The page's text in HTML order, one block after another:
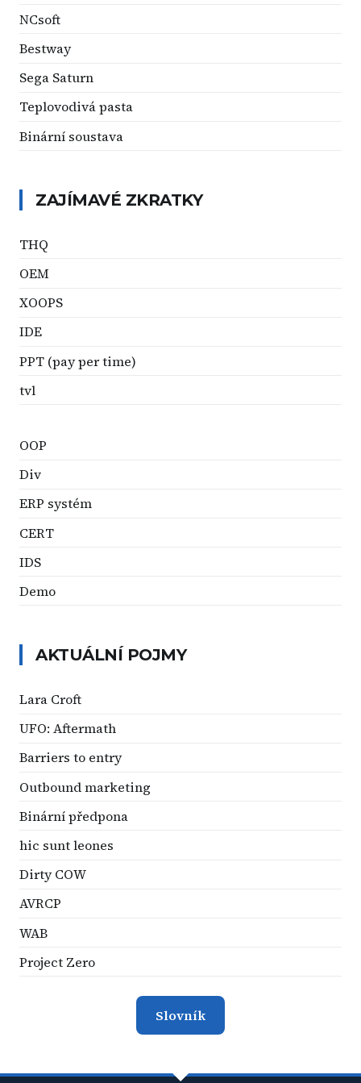
NCsoft
Bestway
Sega Saturn
Teplovodivá pasta
Binární soustava
ZAJÍMAVÉ ZKRATKY
THQ
OEM
XOOPS
IDE
PPT (pay per time)
tvl
OOP
Div
ERP systém
CERT
IDS
Demo
AKTUÁLNÍ POJMY
Lara Croft
UFO: Aftermath
Barriers to entry
Outbound marketing
Binární předpona
hic sunt leones
Dirty COW
AVRCP
WAB
Project Zero
Slovník